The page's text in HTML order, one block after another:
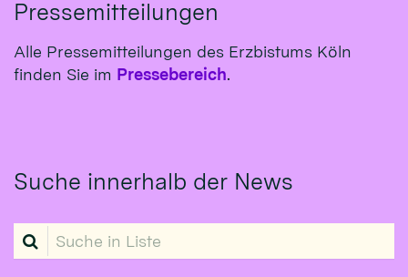
Pressemitteilungen
Alle Pressemitteilungen des Erzbistums Köln
finden Sie im Pressebereich.
Suche innerhalb der News
Suche in Liste